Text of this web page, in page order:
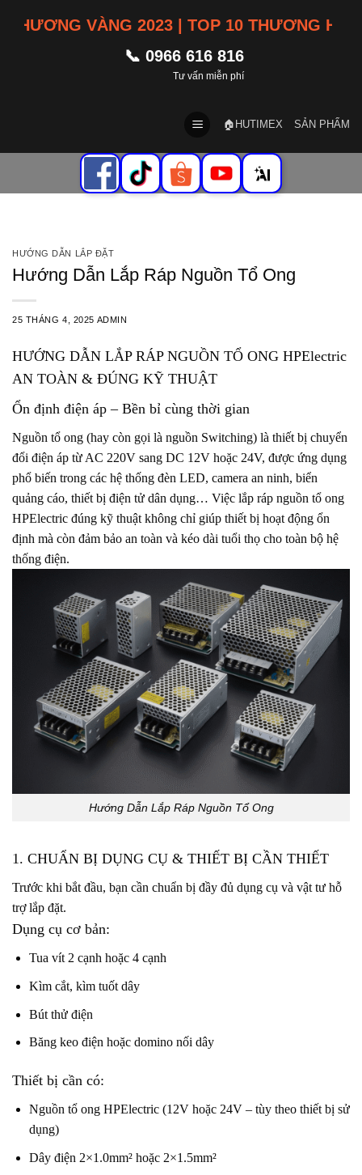
VÀNG 2023 | TOP 10 THƯƠNG HIỆU
📞 0966 616 816
Tư vấn miễn phí
🏠HUTIMEX SẢN PHẨM
HƯỚNG DẪN LẮP ĐẶT
Hướng Dẫn Lắp Ráp Nguồn Tổ Ong
25 THÁNG 4, 2025 ADMIN
HƯỚNG DẪN LẮP RÁP NGUỒN TỔ ONG HPElectric
AN TOÀN & ĐÚNG KỸ THUẬT
Ổn định điện áp – Bền bỉ cùng thời gian
Nguồn tổ ong (hay còn gọi là nguồn Switching) là thiết bị chuyển
đổi điện áp từ AC 220V sang DC 12V hoặc 24V, được ứng dụng
phổ biến trong các hệ thống đèn LED, camera an ninh, biển
quảng cáo, thiết bị điện tử dân dụng… Việc lắp ráp nguồn tổ ong
HPElectric đúng kỹ thuật không chỉ giúp thiết bị hoạt động ổn
định mà còn đảm bảo an toàn và kéo dài tuổi thọ cho toàn bộ hệ
thống điện.
Hướng Dẫn Lắp Ráp Nguồn Tổ Ong
1. CHUẨN BỊ DỤNG CỤ & THIẾT BỊ CẦN THIẾT
Trước khi bắt đầu, bạn cần chuẩn bị đầy đủ dụng cụ và vật tư hỗ
trợ lắp đặt.
Dụng cụ cơ bản:
Tua vít 2 cạnh hoặc 4 cạnh
Kìm cắt, kìm tuốt dây
Bút thử điện
Băng keo điện hoặc domino nối dây
Thiết bị cần có:
Nguồn tổ ong HPElectric (12V hoặc 24V – tùy theo thiết bị sử
dụng)
Dây điện 2×1.0mm² hoặc 2×1.5mm²